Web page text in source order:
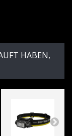
HABEN,